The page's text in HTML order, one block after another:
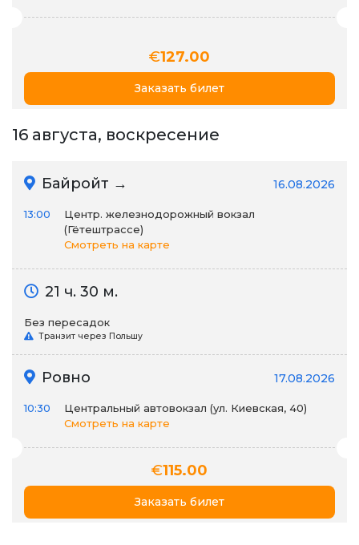
€127.00
Заказать билет
16 августа, воскресение
Байройт → 16.08.2026
13:00
Центр. железнодорожный вокзал
(Гётештрассе)
Смотреть на карте
21 ч. 30 м.
Без пересадок
Транзит через Польшу
Ровно 17.08.2026
10:30
Центральный автовокзал (ул. Киевская, 40)
Смотреть на карте
€115.00
Заказать билет